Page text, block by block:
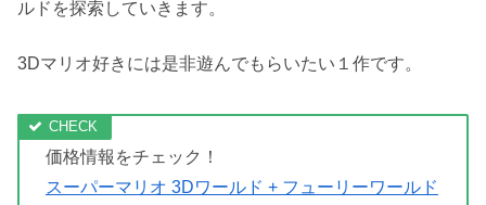
3Dワールドの方がメインになり、Wii版と内容は同じです
ら買って損は無いでしょう。
今作の目玉ともいえるフューリーワールドは、スーパーマ
リオオデッセイのような3Dマップでネコシャインを集め
るというもの。